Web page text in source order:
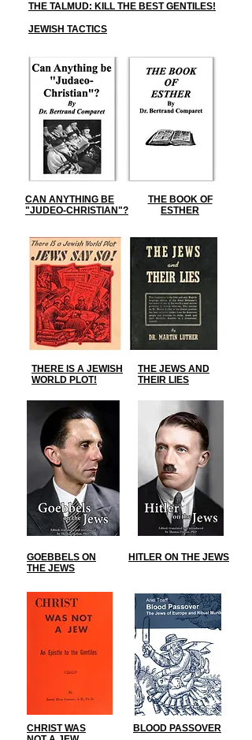
THE TALMUD: KILL THE BEST GENTILES!
JEWISH TACTICS
CAN ANYTHING BE
"JUDEO-CHRISTIAN"?
THE BOOK OF
ESTHER
THERE IS A JEWISH
WORLD PLOT!
GOEBBELS ON
THE JEWS
CHRIST WAS
THE JEWS AND
THEIR LIES
HITLER ON THE JEWS
BLOOD PASSOVER